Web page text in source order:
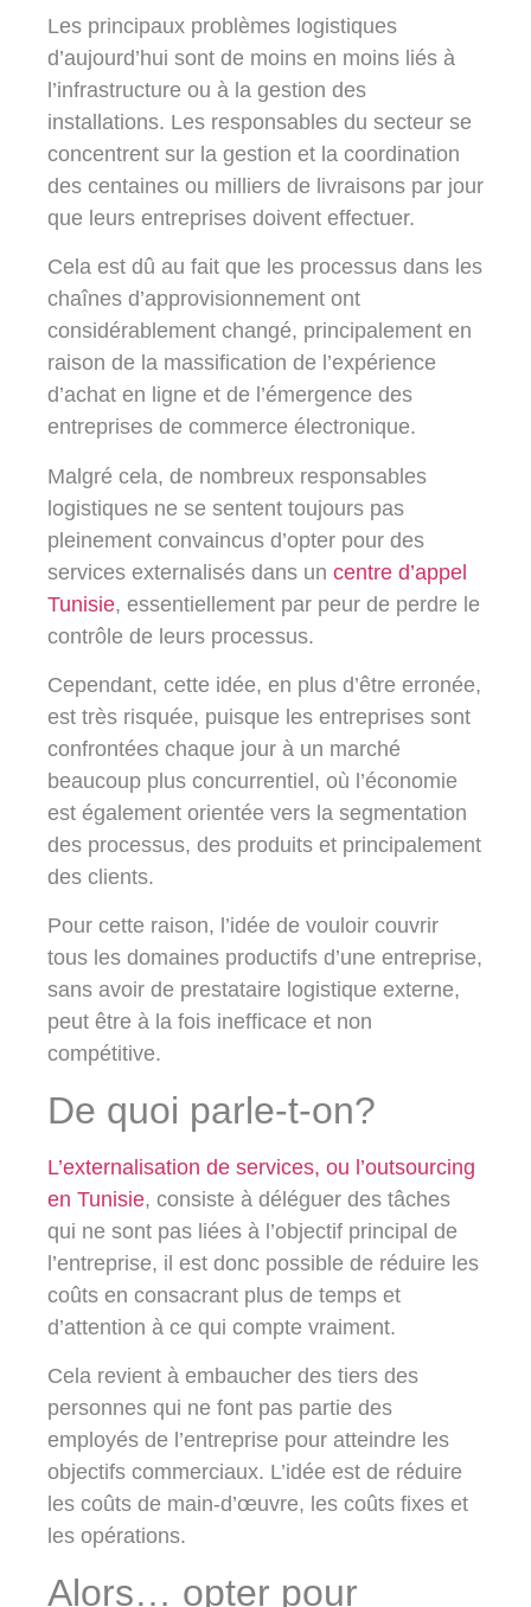
Les principaux problèmes logistiques
d’aujourd’hui sont de moins en moins liés à
l’infrastructure ou à la gestion des
installations. Les responsables du secteur se
concentrent sur la gestion et la coordination
des centaines ou milliers de livraisons par jour
que leurs entreprises doivent effectuer.
Cela est dû au fait que les processus dans les
chaînes d’approvisionnement ont
considérablement changé, principalement en
raison de la massification de l’expérience
d’achat en ligne et de l’émergence des
entreprises de commerce électronique.
Malgré cela, de nombreux responsables
logistiques ne se sentent toujours pas
pleinement convaincus d’opter pour des
services externalisés dans un centre d’appel
Tunisie, essentiellement par peur de perdre le
contrôle de leurs processus.
Cependant, cette idée, en plus d’être erronée,
est très risquée, puisque les entreprises sont
confrontées chaque jour à un marché
beaucoup plus concurrentiel, où l’économie
est également orientée vers la segmentation
des processus, des produits et principalement
des clients.
Pour cette raison, l’idée de vouloir couvrir
tous les domaines productifs d’une entreprise,
sans avoir de prestataire logistique externe,
peut être à la fois inefficace et non
compétitive.
De quoi parle-t-on?
L’externalisation de services, ou l’outsourcing
en Tunisie, consiste à déléguer des tâches
qui ne sont pas liées à l’objectif principal de
l’entreprise, il est donc possible de réduire les
coûts en consacrant plus de temps et
d’attention à ce qui compte vraiment.
Cela revient à embaucher des tiers des
personnes qui ne font pas partie des
employés de l’entreprise pour atteindre les
objectifs commerciaux. L’idée est de réduire
les coûts de main-d’œuvre, les coûts fixes et
les opérations.
Alors… opter pour